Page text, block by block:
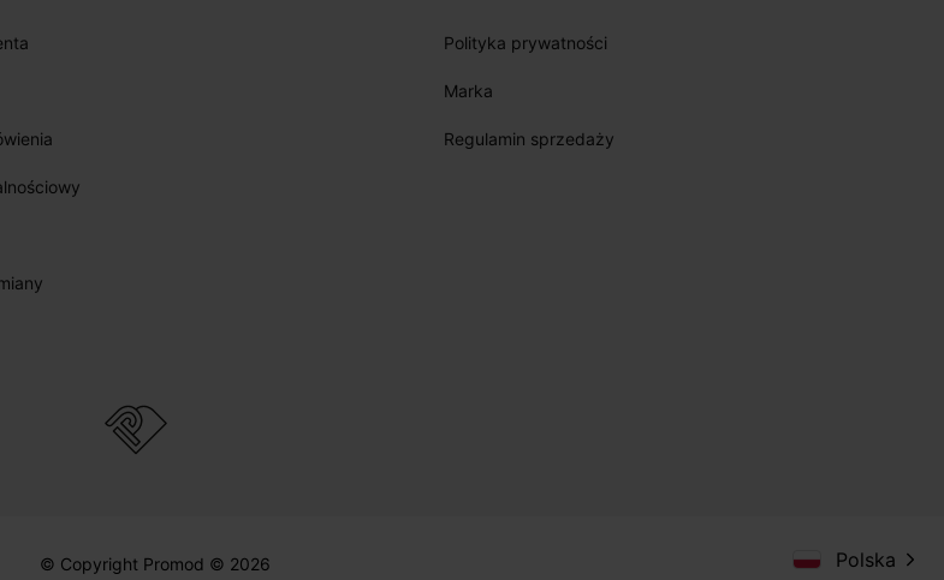
Polityka prywatności
Marka
Regulamin sprzedaży
© Copyright Promod © 2026 Polska